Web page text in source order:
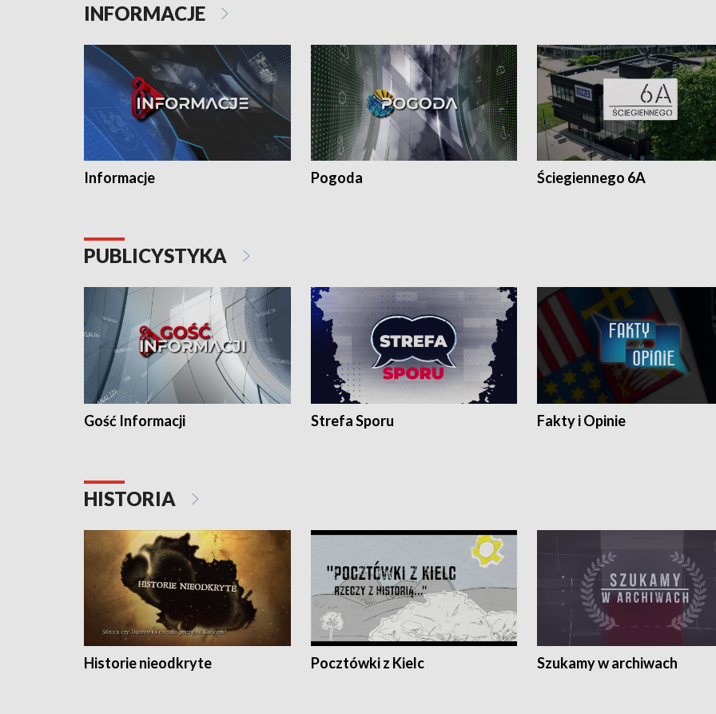
INFORMACJE
Informacje Pogoda Ściegiennego 6A
PUBLICYSTYKA
Gość Informacji Strefa Sporu Fakty i Opinie
HISTORIA
Historie nieodkryte Pocztówki z Kielc Szukamy w archiwach